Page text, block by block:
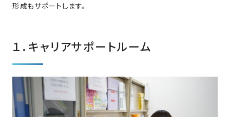
形成もサポートします。
１．キャリアサポートルーム